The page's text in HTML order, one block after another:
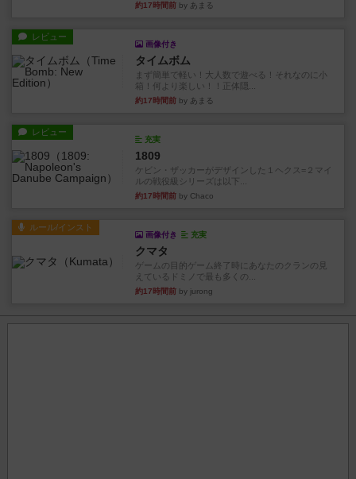
約17時間前 by あまる
レビュー
画像付き
タイムボム
まず簡単で軽い！大人数で遊べる！それなのに小
箱！何より楽しい！！正体隠...
約17時間前 by あまる
レビュー
充実
1809
ケビン・ザッカーがデザインした１ヘクス=２マイ
ルの戦役級シリーズは以下...
約17時間前 by Chaco
ルール/インスト
画像付き 充実
クマタ
ゲームの目的ゲーム終了時にあなたのクランの見
えているドミノで最も多くの...
約17時間前 by jurong